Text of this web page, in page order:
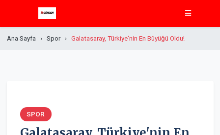
Ana Sayfa Spor Galatasaray, Türkiye'nin En Büyüğü Oldu!
SPOR